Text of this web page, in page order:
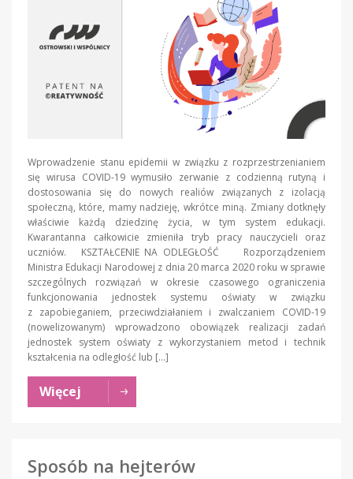
Wprowadzenie stanu epidemii w związku z rozprzestrzenianiem
się wirusa COVID-19 wymusiło zerwanie z codzienną rutyną i
dostosowania się do nowych realiów związanych z izolacją
społeczną, które, mamy nadzieję, wkrótce miną. Zmiany dotknęły
właściwie każdą dziedzinę życia, w tym system edukacji.
Kwarantanna całkowicie zmieniła tryb pracy nauczycieli oraz
uczniów. KSZTAŁCENIE NA ODLEGŁOŚĆ Rozporządzeniem
Ministra Edukacji Narodowej z dnia 20 marca 2020 roku w sprawie
szczególnych rozwiązań w okresie czasowego ograniczenia
funkcjonowania jednostek systemu oświaty w związku
z zapobieganiem, przeciwdziałaniem i zwalczaniem COVID-19
(nowelizowanym) wprowadzono obowiązek realizacji zadań
jednostek system oświaty z wykorzystaniem metod i technik
kształcenia na odległość lub […]
Więcej
Sposób na hejterów